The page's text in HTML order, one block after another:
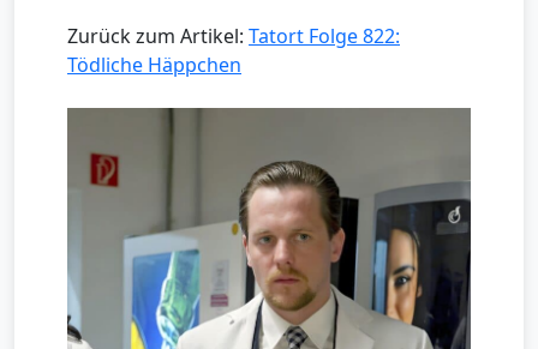
Zurück zum Artikel: Tatort Folge 822:
Tödliche Häppchen